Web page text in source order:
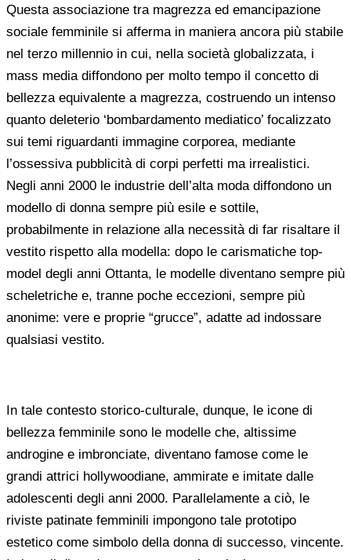
Questa associazione tra magrezza ed emancipazione
sociale femminile si afferma in maniera ancora più stabile
nel terzo millennio in cui, nella società globalizzata, i
mass media diffondono per molto tempo il concetto di
bellezza equivalente a magrezza, costruendo un intenso
quanto deleterio ‘bombardamento mediatico’ focalizzato
sui temi riguardanti immagine corporea, mediante
l’ossessiva pubblicità di corpi perfetti ma irrealistici.
Negli anni 2000 le industrie dell’alta moda diffondono un
modello di donna sempre più esile e sottile,
probabilmente in relazione alla necessità di far risaltare il
vestito rispetto alla modella: dopo le carismatiche top-
model degli anni Ottanta, le modelle diventano sempre più
scheletriche e, tranne poche eccezioni, sempre più
anonime: vere e proprie “grucce”, adatte ad indossare
qualsiasi vestito.
In tale contesto storico-culturale, dunque, le icone di
bellezza femminile sono le modelle che, altissime
androgine e imbronciate, diventano famose come le
grandi attrici hollywoodiane, ammirate e imitate dalle
adolescenti degli anni 2000. Parallelamente a ciò, le
riviste patinate femminili impongono tale prototipo
estetico come simbolo della donna di successo, vincente.